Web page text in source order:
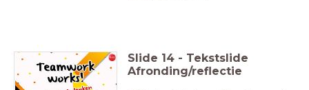
Slide 14 - Tekstslide
Afronding/reflectie